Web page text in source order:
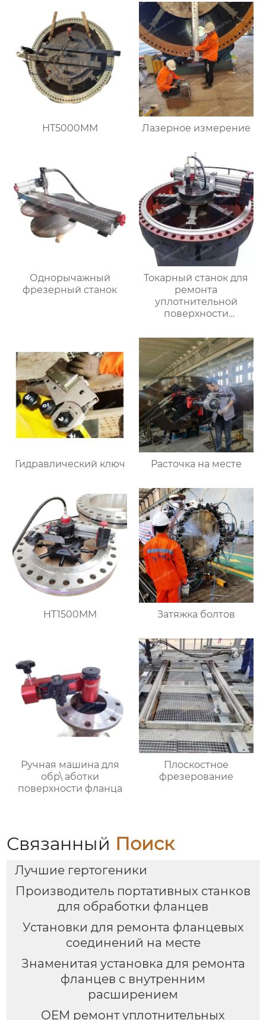
HT5000MM Лазерное измерение
Однорычажный
фрезерный станок
Токарный станок для
ремонта
уплотнительной
поверхности
HT3000MM
Гидравлический ключ Расточка на месте
HT1500MM Затяжка болтов
Ручная машина для
обр\ аботки
поверхности фланца
Плоскостное
фрезерование
Связанный Поиск
Лучшие гертогеники
Производитель портативных станков
для обработки фланцев
Установки для ремонта фланцевых
соединений на месте
Знаменитая установка для ремонта
фланцев с внутренним
расширением
OEM ремонт уплотнительных